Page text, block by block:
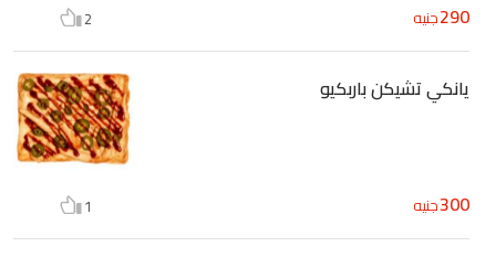
290جنيه 2
يانكي تشيكن باربكيو
300جنيه 1